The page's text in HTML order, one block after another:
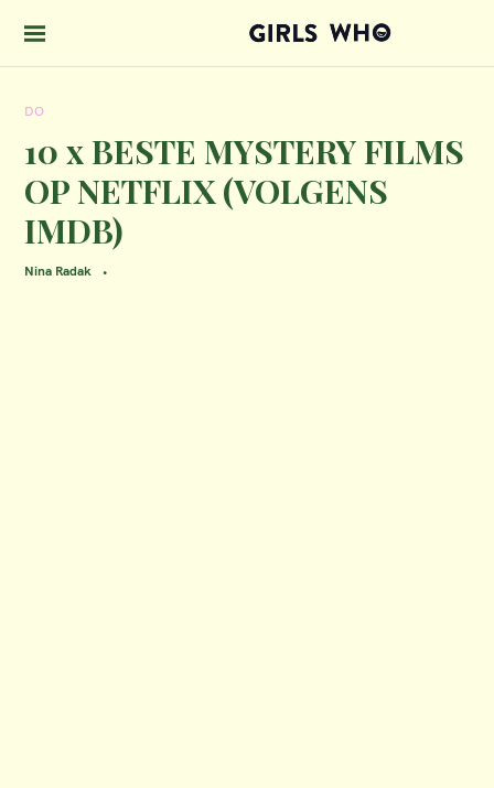
GIRLS WHO
DO
10 x BESTE MYSTERY FILMS
OP NETFLIX (VOLGENS
IMDB)
Nina Radak